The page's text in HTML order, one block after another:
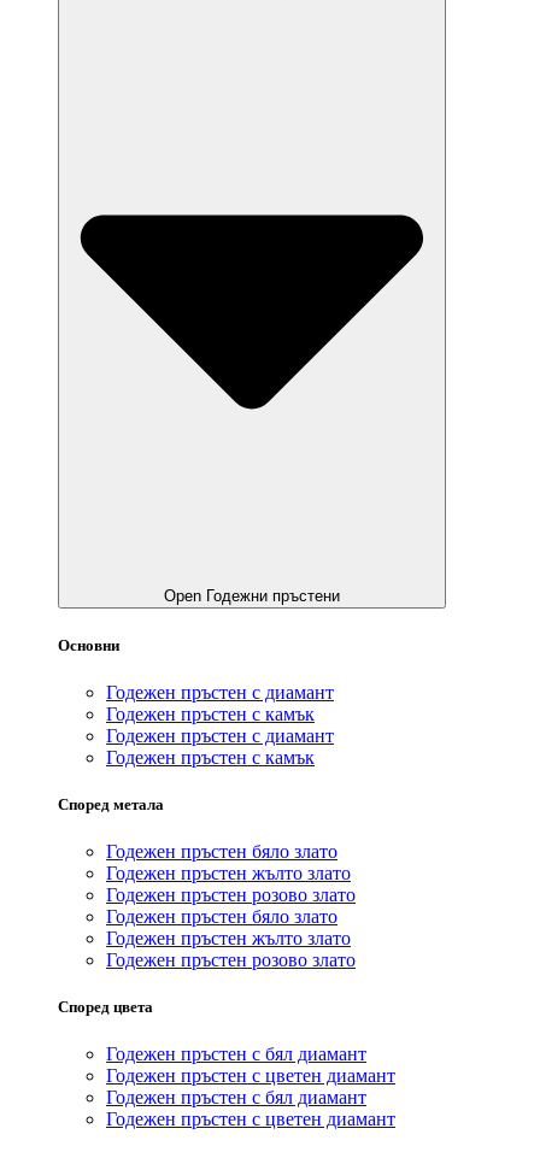
Open Годежни пръстени
Основни
Годежен пръстен с диамант
Годежен пръстен с камък
Годежен пръстен с диамант
Годежен пръстен с камък
Според метала
Годежен пръстен бяло злато
Годежен пръстен жълто злато
Годежен пръстен розово злато
Годежен пръстен бяло злато
Годежен пръстен жълто злато
Годежен пръстен розово злато
Според цвета
Годежен пръстен с бял диамант
Годежен пръстен с цветен диамант
Годежен пръстен с бял диамант
Годежен пръстен с цветен диамант